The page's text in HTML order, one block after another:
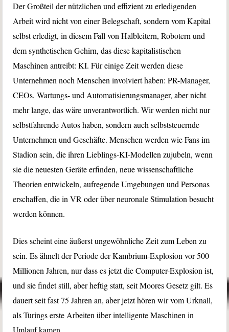
Der Großteil der nützlichen und effizient zu erledigenden
Arbeit wird nicht von einer Belegschaft, sondern vom Kapital
selbst erledigt, in diesem Fall von Halbleitern, Robotern und
dem synthetischen Gehirn, das diese kapitalistischen
Maschinen antreibt: KI. Für einige Zeit werden diese
Unternehmen noch Menschen involviert haben: PR-Manager,
CEOs, Wartungs- und Automatisierungsmanager, aber nicht
mehr lange, das wäre unverantwortlich. Wir werden nicht nur
selbstfahrende Autos haben, sondern auch selbststeuernde
Unternehmen und Geschäfte. Menschen werden wie Fans im
Stadion sein, die ihren Lieblings-KI-Modellen zujubeln, wenn
sie die neuesten Geräte erfinden, neue wissenschaftliche
Theorien entwickeln, aufregende Umgebungen und Personas
erschaffen, die in VR oder über neuronale Stimulation besucht
werden können.
Dies scheint eine äußerst ungewöhnliche Zeit zum Leben zu
sein. Es ähnelt der Periode der Kambrium-Explosion vor 500
Millionen Jahren, nur dass es jetzt die Computer-Explosion ist,
und sie findet still, aber heftig statt, seit Moores Gesetz gilt. Es
dauert seit fast 75 Jahren an, aber jetzt hören wir vom Urknall,
als Turings erste Arbeiten über intelligente Maschinen in
Umlauf kamen.